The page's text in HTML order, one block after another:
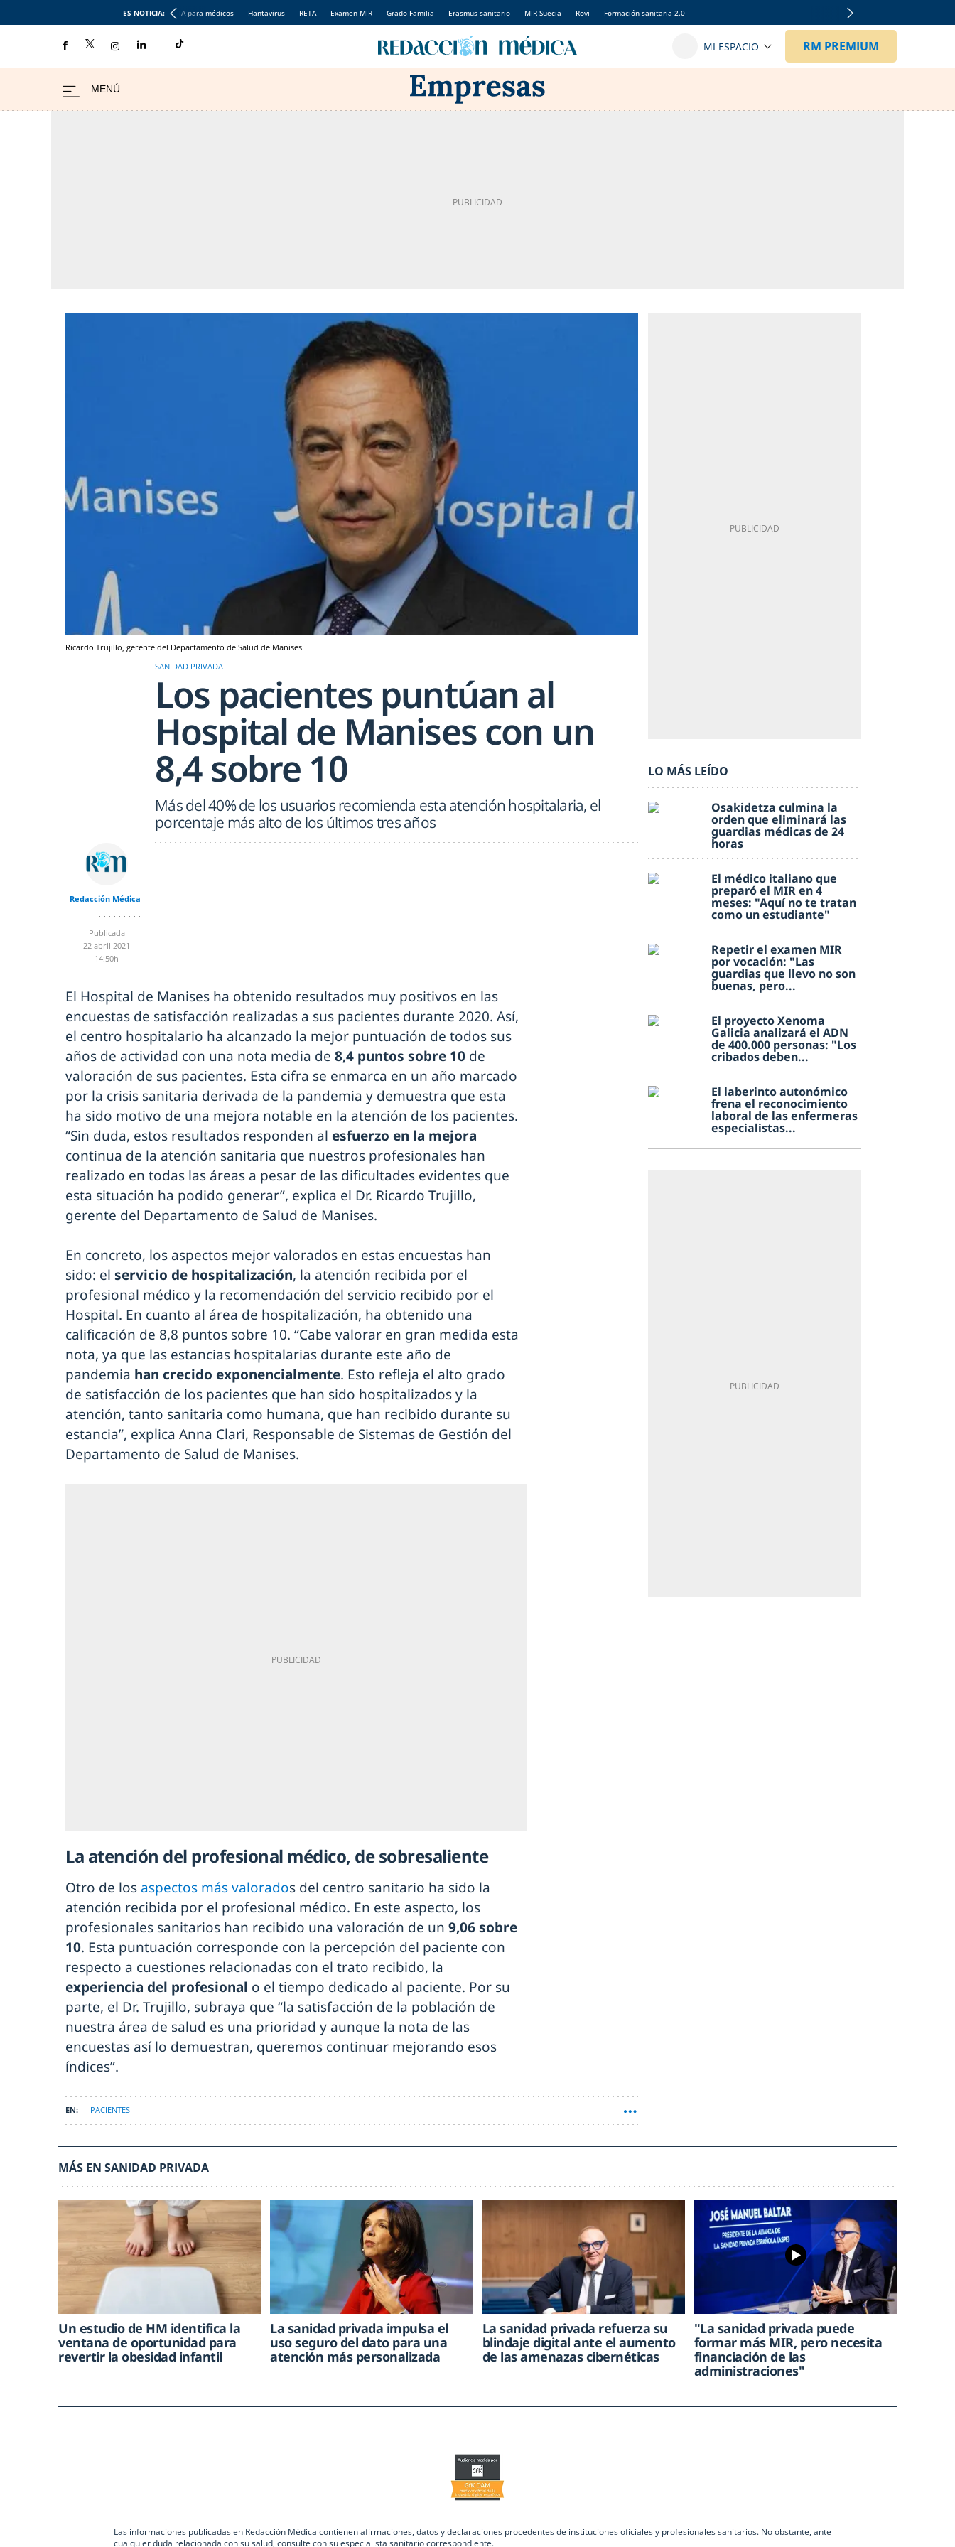
ES NOTICIA: IA para médicos Hantavirus RETA Examen MIR Grado Familia Erasmus sanitario MIR Suecia Rovi Formación sanitaria 2.0
Ricardo Trujillo, gerente del Departamento de Salud de Manises.
SANIDAD PRIVADA
Los pacientes puntúan al
Hospital de Manises con un
8,4 sobre 10
Más del 40% de los usuarios recomienda esta atención hospitalaria, el
porcentaje más alto de los últimos tres años
Redacción Médica
Publicada
22 abril 2021
14:50h
El Hospital de Manises ha obtenido resultados muy positivos en las
encuestas de satisfacción realizadas a sus pacientes durante 2020. Así,
el centro hospitalario ha alcanzado la mejor puntuación de todos sus
años de actividad con una nota media de 8,4 puntos sobre 10 de
valoración de sus pacientes. Esta cifra se enmarca en un año marcado
por la crisis sanitaria derivada de la pandemia y demuestra que esta
ha sido motivo de una mejora notable en la atención de los pacientes.
“Sin duda, estos resultados responden al esfuerzo en la mejora
continua de la atención sanitaria que nuestros profesionales han
realizado en todas las áreas a pesar de las dificultades evidentes que
esta situación ha podido generar”, explica el Dr. Ricardo Trujillo,
gerente del Departamento de Salud de Manises.
En concreto, los aspectos mejor valorados en estas encuestas han
sido: el servicio de hospitalización, la atención recibida por el
profesional médico y la recomendación del servicio recibido por el
Hospital. En cuanto al área de hospitalización, ha obtenido una
calificación de 8,8 puntos sobre 10. “Cabe valorar en gran medida esta
nota, ya que las estancias hospitalarias durante este año de
pandemia han crecido exponencialmente. Esto refleja el alto grado
de satisfacción de los pacientes que han sido hospitalizados y la
atención, tanto sanitaria como humana, que han recibido durante su
estancia”, explica Anna Clari, Responsable de Sistemas de Gestión del
Departamento de Salud de Manises.
La atención del profesional médico, de sobresaliente
Otro de los aspectos más valorados del centro sanitario ha sido la
atención recibida por el profesional médico. En este aspecto, los
profesionales sanitarios han recibido una valoración de un 9,06 sobre
10. Esta puntuación corresponde con la percepción del paciente con
respecto a cuestiones relacionadas con el trato recibido, la
experiencia del profesional o el tiempo dedicado al paciente. Por su
parte, el Dr. Trujillo, subraya que “la satisfacción de la población de
nuestra área de salud es una prioridad y aunque la nota de las
encuestas así lo demuestran, queremos continuar mejorando esos
índices”.
PACIENTES
LO MÁS LEÍDO
Osakidetza culmina la
orden que eliminará las
guardias médicas de 24
horas
El médico italiano que
preparó el MIR en 4
meses: "Aquí no te tratan
como un estudiante"
Repetir el examen MIR
por vocación: "Las
guardias que llevo no son
buenas, pero...
El proyecto Xenoma
Galicia analizará el ADN
de 400.000 personas: "Los
cribados deben...
El laberinto autonómico
frena el reconocimiento
laboral de las enfermeras
especialistas...
MÁS EN SANIDAD PRIVADA
Un estudio de HM identifica la
ventana de oportunidad para
revertir la obesidad infantil
La sanidad privada impulsa el
uso seguro del dato para una
atención más personalizada
La sanidad privada refuerza su
blindaje digital ante el aumento
de las amenazas cibernéticas
"La sanidad privada puede
formar más MIR, pero necesita
financiación de las
administraciones"
Las informaciones publicadas en Redacción Médica contienen afirmaciones, datos y declaraciones procedentes de instituciones oficiales y profesionales sanitarios. No obstante, ante
cualquier duda relacionada con su salud, consulte con su especialista sanitario correspondiente.